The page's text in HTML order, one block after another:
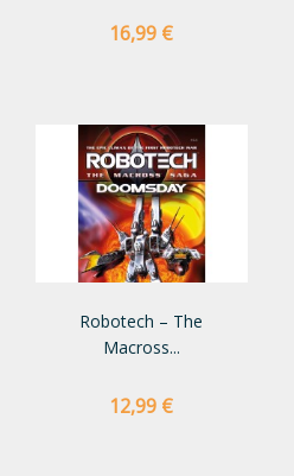
Preço
16,99 €
Robotech – The
Macross...
Preço
12,99 €